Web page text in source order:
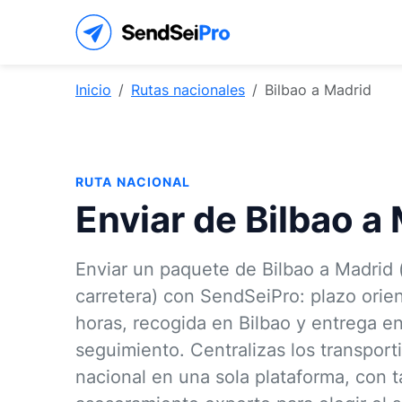
Inicio Rutas nacionales Bilbao a Madrid
RUTA NACIONAL
Enviar de Bilbao a
Enviar un paquete de Bilbao a
carretera) con SendSeiPro: plazo
horas, recogida en Bilbao y entrega
seguimiento. Centralizas los
nacional en una sola plataforma, con